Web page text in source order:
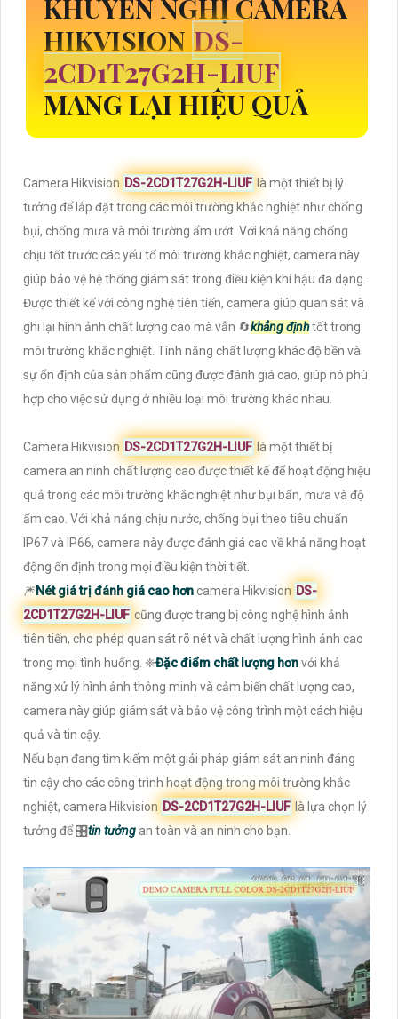
KHUYẾN NGHỊ CAMERA
HIKVISIONDS-
2CD1T27G2H-LIUF
MANG LẠI HIỆU QUẢ
Camera Hikvision DS-2CD1T27G2H-LIUF là một thiết bị lý
tưởng để lắp đặt trong các môi trường khắc nghiệt như chống
bụi, chống mưa và môi trường ẩm ướt. Với khả năng chống
chịu tốt trước các yếu tố môi trường khắc nghiệt, camera này
giúp bảo vệ hệ thống giám sát trong điều kiện khí hậu đa dạng.
Được thiết kế với công nghệ tiên tiến, camera giúp quan sát và
ghi lại hình ảnh chất lượng cao mà vẫn 🔄khẳng địnhtốt trong
môi trường khắc nghiệt. Tính năng chất lượng khác độ bền và
sự ổn định của sản phẩm cũng được đánh giá cao, giúp nó phù
hợp cho việc sử dụng ở nhiều loại môi trường khác nhau.
Camera Hikvision DS-2CD1T27G2H-LIUF là một thiết bị
camera an ninh chất lượng cao được thiết kế để hoạt động hiệu
quả trong các môi trường khắc nghiệt như bụi bẩn, mưa và độ
ẩm cao. Với khả năng chịu nước, chống bụi theo tiêu chuẩn
IP67 và IP66, camera này được đánh giá cao về khả năng hoạt
động ổn định trong mọi điều kiện thời tiết.
🎆 Nét giá trị đánh giá cao hơncamera Hikvision DS-
2CD1T27G2H-LIUF cũng được trang bị công nghệ hình ảnh
tiên tiến, cho phép quan sát rõ nét và chất lượng hình ảnh cao
trong mọi tình huống. ❈Đặc điểm chất lượng hơnvới khả
năng xử lý hình ảnh thông minh và cảm biến chất lượng cao,
camera này giúp giám sát và bảo vệ công trình một cách hiệu
quả và tin cậy.
Nếu bạn đang tìm kiếm một giải pháp giám sát an ninh đáng
tin cậy cho các công trình hoạt động trong môi trường khắc
nghiệt, camera Hikvision DS-2CD1T27G2H-LIUF là lựa chọn lý
tưởng để 🎛tin tưởng an toàn và an ninh cho bạn.